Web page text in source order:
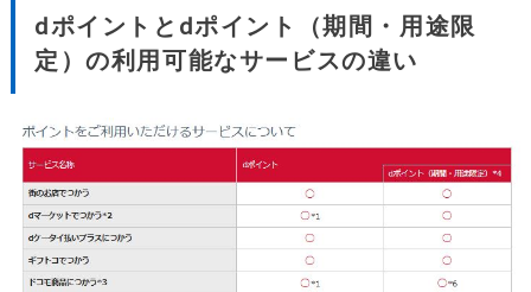
dポイントとdポイント（期間・用途限
定）の利用可能なサービスの違い